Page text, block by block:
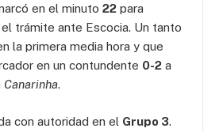
en el minuto 22 para
trámite ante Escocia. Un tanto
la primera media hora y que
en un contundente 0-2 a
Canarinha.
con autoridad en el Grupo 3.